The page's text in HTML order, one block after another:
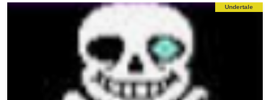
Undertale